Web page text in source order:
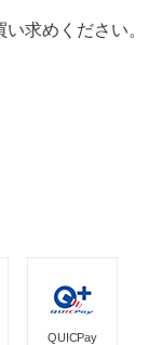
求めください。
QUICPay